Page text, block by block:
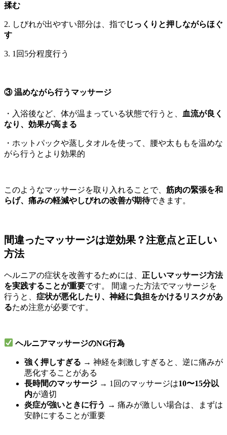
揉む
2. しびれが出やすい部分は、指でじっくりと押しながらほぐ
す
3. 1回5分程度行う
③ 温めながら行うマッサージ
・入浴後など、体が温まっている状態で行うと、
血流が良く
なり、効果が高まる
・ホットパックや蒸しタオルを使って、腰や太ももを温めな
がら行うとより効果的
このようなマッサージを取り入れることで、 筋肉の緊張を和
らげ、痛みの軽減やしびれの改善が期待できます。
間違ったマッサージは逆効果？注意点と正しい
方法
ヘルニアの症状を改善するためには、 正しいマッサージ方法
を実践することが重要です。 間違った方法でマッサージを
行うと、 症状が悪化したり、神経に負担をかけるリスクがあ
るため注意が必要です。
ヘルニアマッサージのNG行為
強く押しすぎる → 神経を刺激しすぎると、逆に痛みが
悪化することがある
長時間のマッサージ → 1回のマッサージは10〜15分以
内が適切
炎症が強いときに行う → 痛みが激しい場合は、まずは
安静にすることが重要